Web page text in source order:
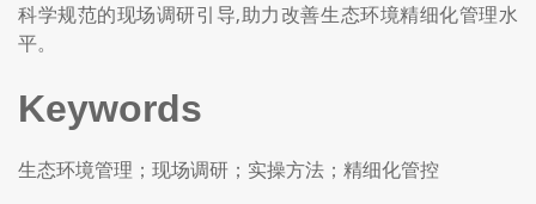
科学规范的现场调研引导,助力改善生态环境精细化管理水
平。
Keywords
生态环境管理；现场调研；实操方法；精细化管控